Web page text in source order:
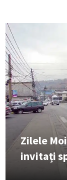
Zilele
invitați